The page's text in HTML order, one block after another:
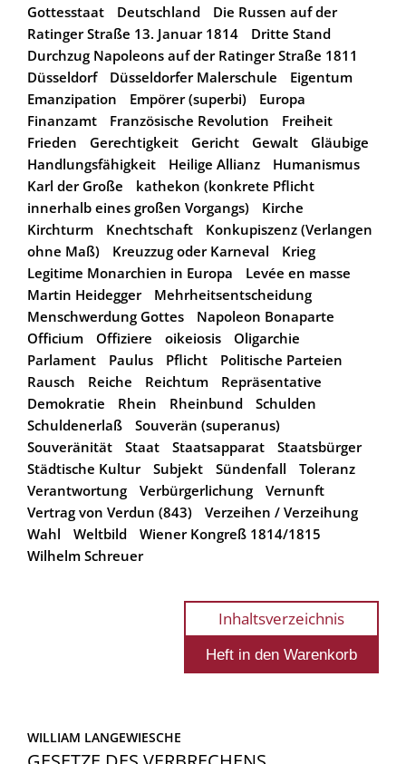
Gottesstaat
Deutschland
Die Russen auf der
Ratinger Straße 13. Januar 1814
Dritte Stand
Durchzug Napoleons auf der Ratinger Straße 1811
Düsseldorf
Düsseldorfer Malerschule
Eigentum
Emanzipation
Empörer (superbi)
Europa
Finanzamt
Französische Revolution
Freiheit
Frieden
Gerechtigkeit Gericht Gewalt
Gläubige
Handlungsfähigkeit
Heilige Allianz
Humanismus
Karl der Große
kathekon (konkrete Pflicht
innerhalb eines großen Vorgangs)
Kirche
Kirchturm
Knechtschaft
Konkupiszenz (Verlangen
ohne Maß)
Kreuzzug oder Karneval
Krieg
Legitime Monarchien in Europa
Levée en masse
Martin Heidegger
Mehrheitsentscheidung
Menschwerdung Gottes
Napoleon Bonaparte
Officium
Offiziere oikeiosis
Oligarchie
Parlament
Paulus Pflicht
Politische Parteien
Rausch
Reiche Reichtum
Repräsentative
Demokratie
Rhein Rheinbund
Schulden
Schuldenerlaß
Souverän (superanus)
Souveränität
Staat Staatsapparat
Staatsbürger
Städtische Kultur
Subjekt Sündenfall
Toleranz
Verantwortung
Verbürgerlichung
Vernunft
Vertrag von Verdun (843)
Verzeihen / Verzeihung
Wahl
Weltbild
Wiener Kongreß 1814/1815
Wilhelm Schreuer
Inhaltsverzeichnis
WILLIAM LANGEWIESCHE